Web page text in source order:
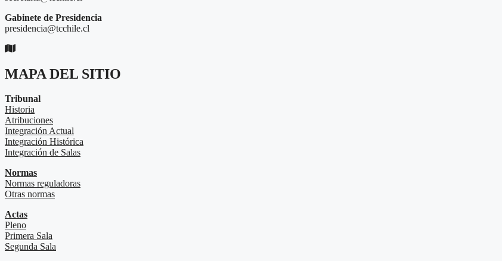
Gabinete de Presidencia
presidencia@tcchile.cl
MAPA DEL SITIO
Tribunal
Historia
Atribuciones
Integración Actual
Integración Histórica
Integración de Salas
Normas
Normas reguladoras
Otras normas
Actas
Pleno
Primera Sala
Segunda Sala